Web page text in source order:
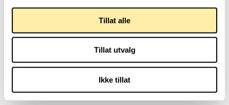
Tillat alle
Tillat utvalg
Ikke tillat